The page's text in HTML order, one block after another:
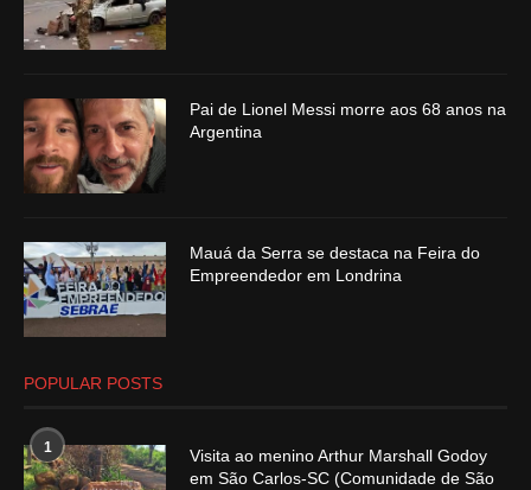
Pai de Lionel Messi morre aos 68 anos na
Argentina
Mauá da Serra se destaca na Feira do
Empreendedor em Londrina
POPULAR POSTS
1
Visita ao menino Arthur Marshall Godoy
em São Carlos-SC (Comunidade de São